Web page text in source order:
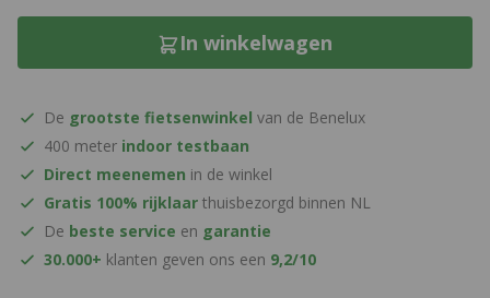
In winkelwagen
De grootste fietsenwinkel van de Benelux
400 meter indoor testbaan
Direct meenemen in de winkel
Gratis 100% rijklaar thuisbezorgd binnen NL
De beste service en garantie
30.000+ klanten geven ons een 9,2/10